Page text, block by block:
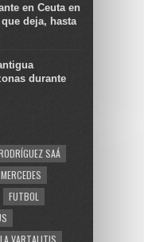
en Ceuta en
deja, hasta
durante
SAÁ
FUTBOL
VARTALITIS